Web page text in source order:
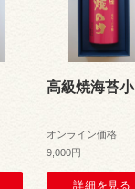
高級焼海苔小
オンライン価格
9,000円
詳細を見る